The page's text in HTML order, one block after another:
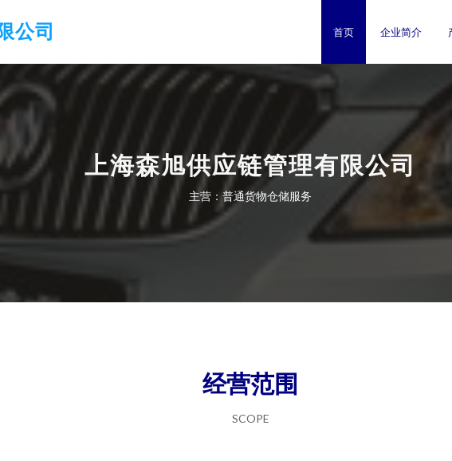
公司 首页 企业简介
上海森旭供应链管理有限公司
主营：普通货物仓储服务
经营范围
SCOPE